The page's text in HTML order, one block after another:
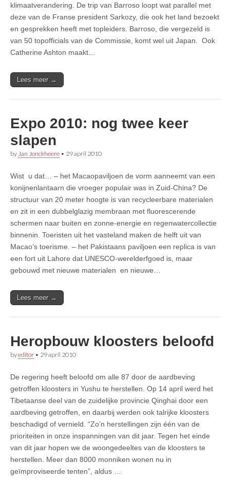
klimaatverandering. De trip van Barroso loopt wat parallel met
deze van de Franse president Sarkozy, die ook het land bezoekt
en gesprekken heeft met topleiders. Barroso, die vergezeld is
van 50 topofficials van de Commissie, komt wel uit Japan. Ook
Catherine Ashton maakt…
Lees meer →
Expo 2010: nog twee keer
slapen
by Jan Jonckheere • 29 april 2010
Wist u dat… – het Macaopaviljoen de vorm aanneemt van een
konijnenlantaarn die vroeger populair was in Zuid-China? De
structuur van 20 meter hoogte is van recycleerbare materialen
en zit in een dubbelglazig membraan met fluorescerende
schermen naar buiten en zonne-energie en regenwatercollectie
binnenin. Toeristen uit het vasteland maken de helft uit van
Macao’s toerisme. – het Pakistaans paviljoen een replica is van
een fort uit Lahore dat UNESCO-werelderfgoed is, maar
gebouwd met nieuwe materialen en nieuwe…
Lees meer →
Heropbouw kloosters beloofd
byeditor • 29 april 2010
De regering heeft beloofd om alle 87 door de aardbeving
getroffen kloosters in Yushu te herstellen. Op 14 april werd het
Tibetaanse deel van de zuidelijke provincie Qinghai door een
aardbeving getroffen, en daarbij werden ook talrijke kloosters
beschadigd of vernield. “Zo’n herstellingen zijn één van de
prioriteiten in onze inspanningen van dit jaar. Tegen het einde
van dit jaar hopen we de woongedeeltes van de kloosters te
herstellen. Meer dan 8000 monniken wonen nu in
geïmproviseerde tenten”, aldus …